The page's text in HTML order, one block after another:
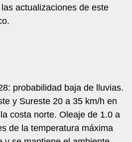
actualizaciones de este
probabilidad baja de lluvias.
y Sureste 20 a 35 km/h en
costa norte. Oleaje de 1.0 a
de la temperatura máxima